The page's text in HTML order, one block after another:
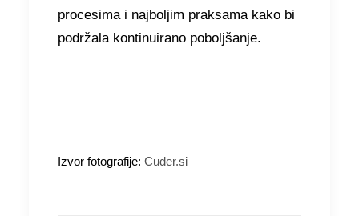
procesima i najboljim praksama kako bi
podržala kontinuirano poboljšanje.
Izvor fotografije: Cuder.si